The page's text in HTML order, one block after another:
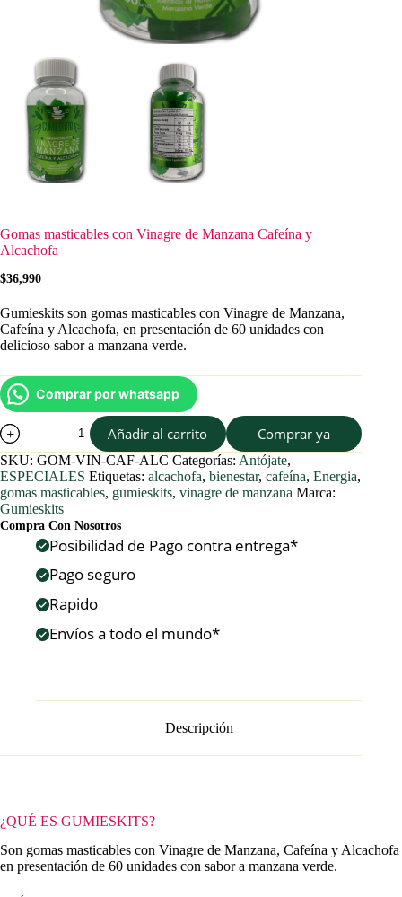
Gomas masticables con Vinagre de Manzana Cafeína y
Alcachofa
$36,990
Gumieskits son gomas masticables con Vinagre de Manzana,
Cafeína y Alcachofa, en presentación de 60 unidades con
delicioso sabor a manzana verde.
Comprar por whatsapp
Gomas
masticables
con
Vinagre
de
Manzana
Cafeína
y
Alcachofa
Añadir al carrito Comprar ya
SKU: GOM-VIN-CAF-ALC Categorías: Antójate,
ESPECIALES Etiquetas: alcachofa, bienestar, cafeína, Energia,
gomas masticables, gumieskits, vinagre de manzana Marca:
Gumieskits
Compra Con Nosotros
Posibilidad de Pago contra entrega*
Pago seguro
Rapido
Envíos a todo el mundo*
Descripción
¿QUÉ ES GUMIESKITS?
Son gomas masticables con Vinagre de Manzana, Cafeína yAlcachofa
en presentación de 60 unidades con sabor a manzana verde.